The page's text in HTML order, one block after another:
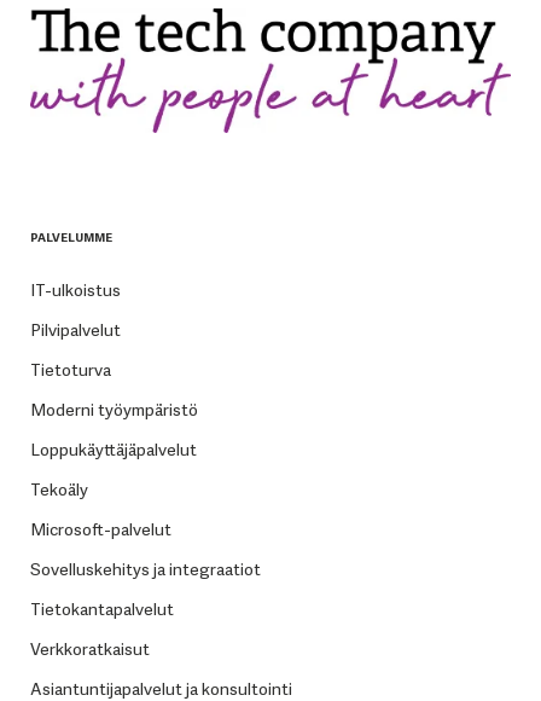
PALVELUMME
IT-ulkoistus
Pilvipalvelut
Tietoturva
Moderni työympäristö
Loppukäyttäjäpalvelut
Tekoäly
Microsoft-palvelut
Sovelluskehitys ja integraatiot
Tietokantapalvelut
Verkkoratkaisut
Asiantuntijapalvelut ja konsultointi